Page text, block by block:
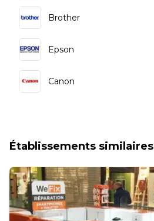
Brother
Epson
Canon
Établissements similaires